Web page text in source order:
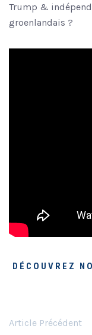
Trump &
groenlandais ?
DÉCOUVREZ
Article Précédent